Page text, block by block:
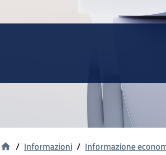
/ Informazioni / Informazione